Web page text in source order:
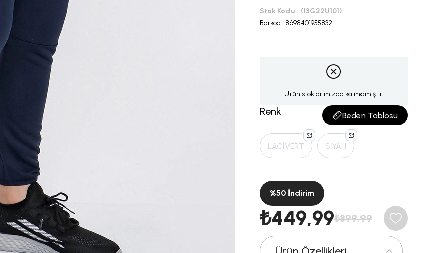
Stok Kodu
(13G22U101)
Barkod : 8698401955832
Ürün stoklarımızda kalmamıştır.
Renk Beden Tablosu
LACİVERT SİYAH
%50 İndirim
₺899,99
₺449,99